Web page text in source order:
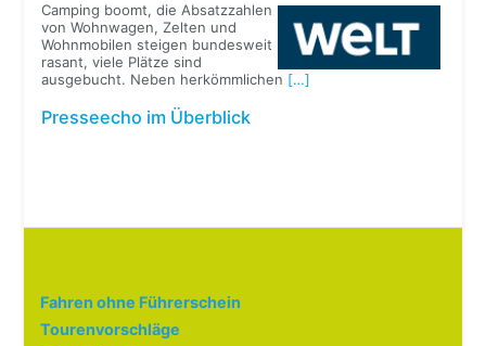
Camping boomt, die Absatzzahlen
von Wohnwagen, Zelten und
Wohnmobilen steigen bundesweit
rasant, viele Plätze sind
ausgebucht. Neben herkömmlichen […]
Presseecho im Überblick
Fahren ohne Führerschein
Tourenvorschläge